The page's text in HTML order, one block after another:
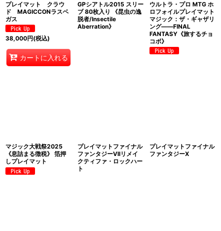
プレイマット クラウ
ド MAGICCONラスベ
ガス
38,000円(税込)
カートに入れる
GPシアトル2015 スリー
ブ 80枚入り 《昆虫の逸
脱者/Insectile
Aberration》
ウルトラ・プロ MTG ホ
ロフォイルプレイマット
マジック：ザ・ギャザリ
ング――FINAL
FANTASY《旅するチョ
コボ》
マジック大戦祭2025
《息詰まる徴税》 箔押
しプレイマット
プレイマットファイナル
ファンタジーVIIリメイ
クティファ・ロックハー
ト
プレイマットファイナル
ファンタジーX